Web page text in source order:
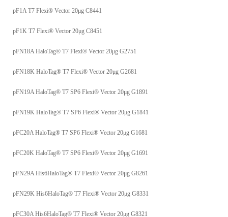
pF1A T7 Flexi® Vector 20μg C8441
pF1K T7 Flexi® Vector 20μg C8451
pFN18A HaloTag® T7 Flexi® Vector 20μg G2751
pFN18K HaloTag® T7 Flexi® Vector 20μg G2681
pFN19A HaloTag® T7 SP6 Flexi® Vector 20μg G1891
pFN19K HaloTag® T7 SP6 Flexi® Vector 20μg G1841
pFC20A HaloTag® T7 SP6 Flexi® Vector 20μg G1681
pFC20K HaloTag® T7 SP6 Flexi® Vector 20μg G1691
pFN29A His6HaloTag® T7 Flexi® Vector 20μg G8261
pFN29K His6HaloTag® T7 Flexi® Vector 20μg G8331
pFC30A His6HaloTag® T7 Flexi® Vector 20μg G8321